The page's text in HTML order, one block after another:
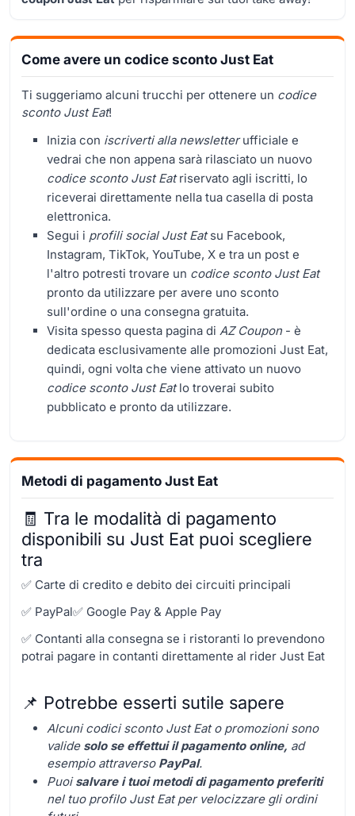
Come avere un codice sconto Just Eat
Ti suggeriamo alcuni trucchi per ottenere un codice
sconto Just Eat!
Inizia con iscriverti alla newsletterufficiale e
vedrai che non appena sarà rilasciato un nuovo
codice sconto Just Eatriservato agli iscritti, lo
riceverai direttamente nella tua casella di posta
elettronica.
Segui i profili social Just Eatsu Facebook,
Instagram, TikTok, YouTube, X e tra un post e
l'altro potresti trovare un codice sconto Just Eat
pronto da utilizzare per avere uno sconto
sull'ordine o una consegna gratuita.
Visita spesso questa pagina di AZ Coupon - è
dedicata esclusivamente alle promozioni Just Eat,
quindi, ogni volta che viene attivato un nuovo
codice sconto Just Eatlo troverai subito
pubblicato e pronto da utilizzare.
Metodi di pagamento Just Eat
🧾 Tra le modalità di pagamento
disponibili su Just Eat puoi scegliere
tra
✅ Carte di credito e debito dei circuiti principali
✅ PayPal✅ Google Pay & Apple Pay
✅ Contanti alla consegna se i ristoranti lo prevendono
potrai pagare in contanti direttamente al rider Just Eat
📌 Potrebbe esserti sutile sapere
Alcuni codici sconto Just Eat o promozioni sono
valide solo se effettui il pagamento online, ad
esempio attraverso PayPal.
Puoisalvare i tuoi metodi di pagamento preferiti
nel tuo profilo Just Eat per velocizzare gli ordini